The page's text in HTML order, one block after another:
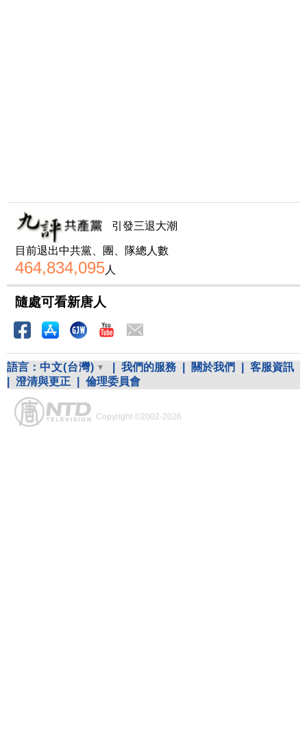
引發三退大潮
目前退出中共黨、團、隊總人數
464,834,095人
隨處可看新唐人
語言： 中文(台灣) 我們的服務 關於我們
客服資訊
澄清與更正 倫理委員會
Copyright ©2002-2026